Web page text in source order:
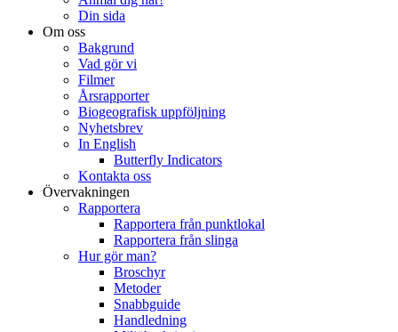
Din sida
Om oss
Bakgrund
Vad gör vi
Filmer
Årsrapporter
Biogeografisk uppföljning
Nyhetsbrev
In English
Butterfly Indicators
Kontakta oss
Övervakningen
Rapportera
Rapportera från punktlokal
Rapportera från slinga
Hur gör man?
Broschyr
Metoder
Snabbguide
Handledning